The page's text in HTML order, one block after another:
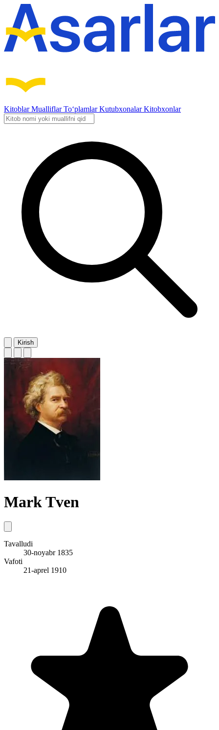
KitoblarMualliflarTo‘plamlarKutubxonalarKitobxonlar
Kirish
Mark Tven
Tavalludi
30-noyabr 1835
Vafoti
21-aprel 1910